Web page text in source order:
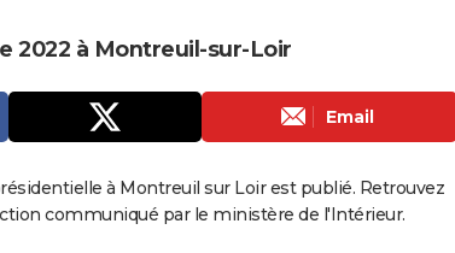
2022 à Montreuil-sur-Loir
Email
à Montreuil sur Loir est publié. Retrouvez
communiqué par le ministère de l'Intérieur.